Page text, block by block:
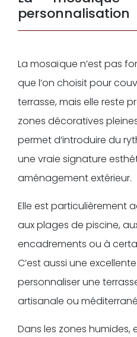
personnalisation
La mosaïque n’est pas
que l’on choisit pour
terrasse, mais elle reste
zones décoratives
permet d’introduire du
une vraie signature
aménagement extérieur.
Elle est particulièrement
aux plages de piscine,
encadrements ou à
C’est aussi une
personnaliser une
artisanale ou
Dans les zones humides,